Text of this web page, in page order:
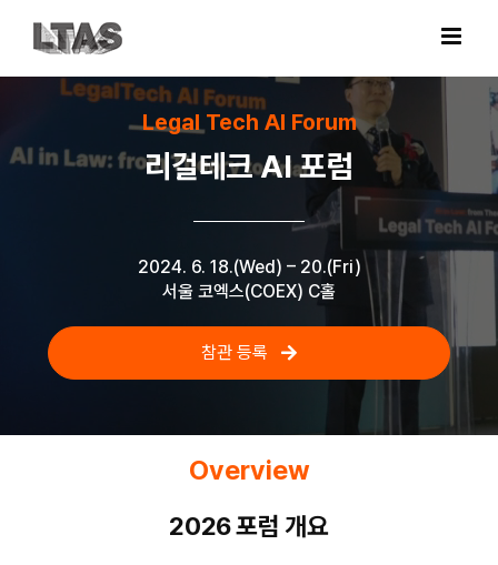
content
Legal Tech AI Forum
리걸테크 AI 포럼
2024. 6. 18.(Wed) – 20.(Fri)
서울 코엑스(COEX) C홀
참관 등록
Overview
2026 포럼 개요